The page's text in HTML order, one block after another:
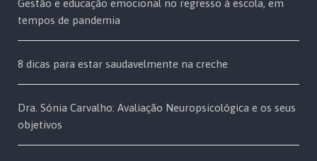
Gestão e educação emocional no regresso à escola, em
tempos de pandemia
8 dicas para estar saudavelmente na creche
Dra. Sónia Carvalho: Avaliação Neuropsicológica e os seus
objetivos